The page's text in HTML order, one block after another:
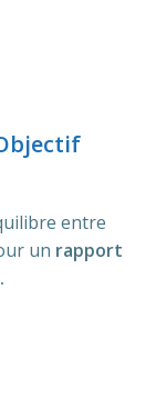
entre
un rapport